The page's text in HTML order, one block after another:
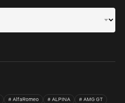
AlfaRomeo ALPINA
AMG GT